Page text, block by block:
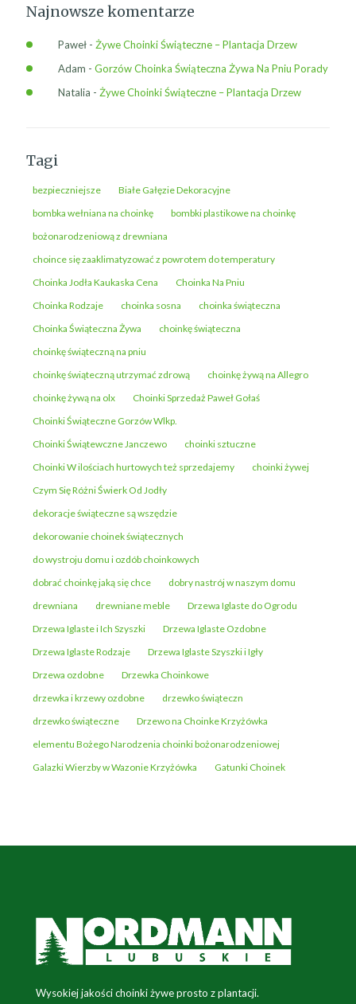
Najnowsze komentarze
Paweł - Żywe Choinki Świąteczne – Plantacja Drzew
Adam - Gorzów Choinka Świąteczna Żywa Na Pniu Porady
Natalia - Żywe Choinki Świąteczne – Plantacja Drzew
Tagi
bezpieczniejsze
Białe Gałęzie Dekoracyjne
bombka wełniana na choinkę
bombki plastikowe na choinkę
bożonarodzeniową z drewniana
choince się zaaklimatyzować z powrotem do temperatury
Choinka Jodła Kaukaska Cena
Choinka Na Pniu
Choinka Rodzaje
choinka sosna
choinka świąteczna
Choinka Świąteczna Żywa
choinkę świąteczna
choinkę świąteczną na pniu
choinkę świąteczną utrzymać zdrową
choinkę żywą na Allegro
choinkę żywą na olx
Choinki Sprzedaż Paweł Gołaś
Choinki Świąteczne Gorzów Wlkp.
Choinki Świątewczne Janczewo
choinki sztuczne
Choinki W ilościach hurtowych też sprzedajemy
choinki żywej
Czym Się Różni Świerk Od Jodły
dekoracje świąteczne są wszędzie
dekorowanie choinek świątecznych
do wystroju domu i ozdób choinkowych
dobrać choinkę jaką się chce
dobry nastrój w naszym domu
drewniana
drewniane meble
Drzewa Iglaste do Ogrodu
Drzewa Iglaste i Ich Szyszki
Drzewa Iglaste Ozdobne
Drzewa Iglaste Rodzaje
Drzewa Iglaste Szyszki i Igły
Drzewa ozdobne
Drzewka Choinkowe
drzewka i krzewy ozdobne
drzewko świąteczn
drzewko świąteczne
Drzewo na Choinke Krzyżówka
elementu Bożego Narodzenia choinki bożonarodzeniowej
Galazki Wierzby w Wazonie Krzyżówka
Gatunki Choinek
Wysokiej jakości choinki żywe prosto z plantacji.